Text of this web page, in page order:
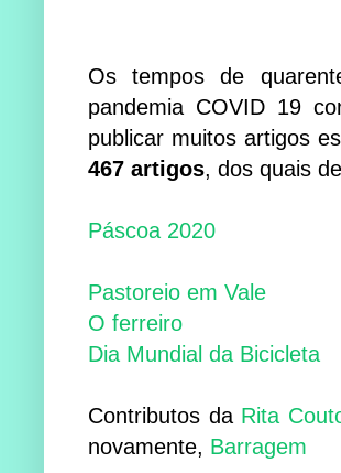
Os tempos de
pandemia COVID 19
publicar muitos artigos
467 artigos, dos quais
Páscoa 2020
Pastoreio em Vale
O ferreiro
Dia Mundial da Bicicleta
Contributos da Rita
novamente, Barragem